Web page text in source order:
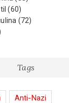
(60)
(72)
Tags
Anti-Nazi